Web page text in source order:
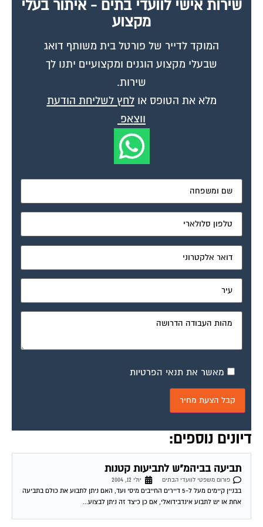
שירות אישי לוועדי בתים - איתור בעלי
מקצוע
המוקד לדייר של פורטל בית משותף דואג
שבעלי מקצוע הוגנים ומקצועיים יתנו לך
שירות.
מלא את הטופס אולחץ לשליחת הודעת
ווצאפ
מאשר את תנאי הפרטיות
דיונים נוספים:
תביעה בביהמ"ש לתביעות קטנות
פורום משפטי לוועדי הבתים
יולי 12, 2004
בבניין קיימים מעל ל-5 דיירים החייבים מיסי ועד, האם ניתן לתבוע את כולם בתביעה
אחת או יש לתבוע אינדבידואלי, אם כן כיצד זה ניתן לבצוע...